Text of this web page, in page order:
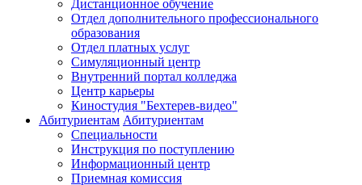
Дистанционное обучение
Отдел дополнительного профессионального
образования
Отдел платных услуг
Симуляционный центр
Внутренний портал колледжа
Центр карьеры
Киностудия "Бехтерев-видео"
Абитуриентам Абитуриентам
Специальности
Инструкция по поступлению
Информационный центр
Приемная комиссия